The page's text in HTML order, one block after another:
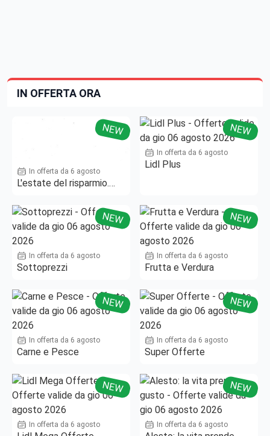
IN OFFERTA ORA
NEW
In offerta da 6 agosto
L'estate del risparmio.
NEW
In offerta da 6 agosto
Lidl Plus
NEW
In offerta da 6 agosto
Sottoprezzi
NEW
In offerta da 6 agosto
Frutta e Verdura
NEW
In offerta da 6 agosto
Carne e Pesce
NEW
In offerta da 6 agosto
Super Offerte
NEW
In offerta da 6 agosto
NEW
In offerta da 6 agosto